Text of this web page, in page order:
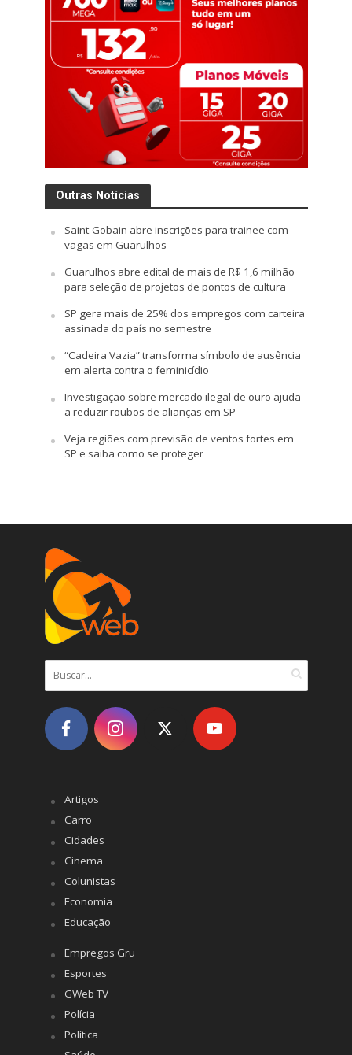
Outras Notícias
Saint-Gobain abre inscrições para trainee com
vagas em Guarulhos
Guarulhos abre edital de mais de R$ 1,6 milhão
para seleção de projetos de pontos de cultura
SP gera mais de 25% dos empregos com carteira
assinada do país no semestre
“Cadeira Vazia” transforma símbolo de ausência
em alerta contra o feminicídio
Investigação sobre mercado ilegal de ouro ajuda
a reduzir roubos de alianças em SP
Veja regiões com previsão de ventos fortes em
SP e saiba como se proteger
Artigos
Carro
Cidades
Cinema
Colunistas
Economia
Educação
Empregos Gru
Esportes
GWeb TV
Polícia
Política